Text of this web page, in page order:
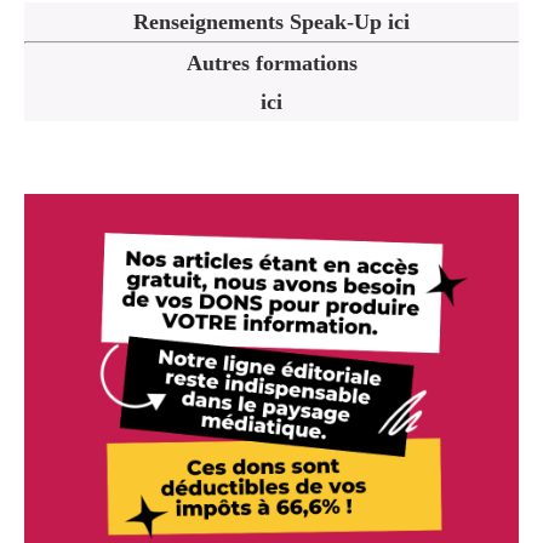
Renseignements Speak-Up ici
Autres formations
ici